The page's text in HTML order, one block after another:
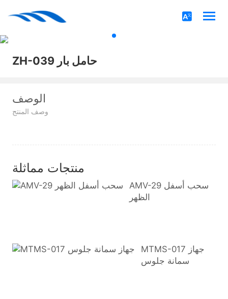
ZH-039 حامل بار
الوصف
وصف المنتج
منتجات مماثلة
AMV-29 سحب أسفل
الظهر
MTMS-017 جهاز
سمانة جلوس